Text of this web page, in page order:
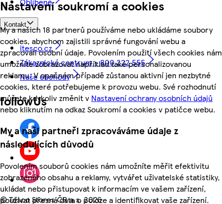
Nastavení soukromí a cookies
My a našich 18 partnerů používáme nebo ukládáme soubory
cookies, abychom zajistili správné fungování webu a
zpracovali osobní údaje. Povolením použití všech cookies nám
umožníte zobrazovat například také personalizovanou
reklamu. V opačném případě zůstanou aktivní jen nezbytné
cookies, které potřebujeme k provozu webu. Své rozhodnutí
můžete kdykoliv změnit v Nastavení ochrany osobních údajů
nebo kliknutím na odkaz Soukromí a cookies v patičce webu.
My a naši partneři zpracováváme údaje z
následujících důvodů
Povolením souborů cookies nám umožníte měřit efektivitu
zobrazeného obsahu a reklamy, vytvářet uživatelské statistiky,
ukládat nebo přistupovat k informacím ve vašem zařízení,
používat přesná data o poloze a identifikovat vaše zařízení.
Kontakt
itesco.cz
Zákaznické centrum - 800 222 555
Naše obchody
followUs
©Tesco Stores ČR a.s. 2026